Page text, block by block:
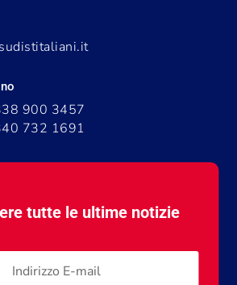
900 3457
732 1691
tutte le ultime notizie